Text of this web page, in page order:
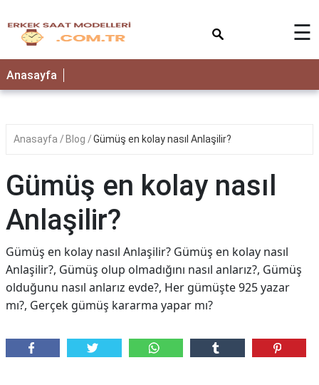
☰
Anasayfa
Anasayfa Blog Gümüş en kolay nasıl Anlaşilir?
Gümüş en kolay nasıl
Anlaşilir?
Gümüş en kolay nasıl Anlaşilir? Gümüş en kolay nasıl
Anlaşilir?, Gümüş olup olmadığını nasıl anlarız?, Gümüş
olduğunu nasıl anlarız evde?, Her gümüşte 925 yazar
mı?, Gerçek gümüş kararma yapar mı?